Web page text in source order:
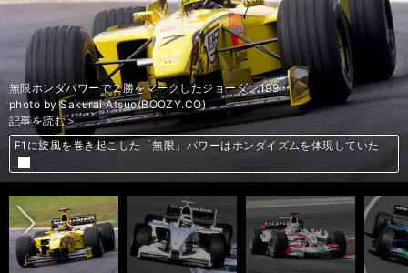
記事を読む＞
記事を読む＞
記事を読む＞
アイルトン・セナをF1王者に導いた名車。根底にある本田宗一郎の言葉
無限ホンダパワーで２勝をマークしたジョーダン199
photo by Sakurai Atsuo(BOOZY.CO)
記事を読む＞
F1に旋風を巻き起こした「無限」パワーはホンダイズムを体現していた
記事を読む＞
F1に旋風を巻き起こした「無限」パワーはホンダイズムを体現していた
記事を読む＞
佐藤琢磨×鈴木亜久里、F1で夢のタッグ。オールジャパン体制にファン熱
記事を読む＞
ホンダスピリットで「攻めた」F1マシン。失敗作と言われても挑み続ける
記事を読む＞
前へ